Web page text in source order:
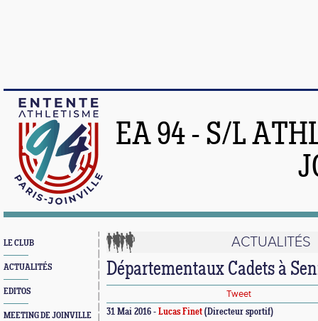
EA 94 - S/L
LE CLUB
ACTUALITÉS
EDITOS
MEETING DE JOINVILLE
ACTUALITÉS
Départementaux Cadets à
Tweet
31 Mai 2016 - Lucas Finet (Directeur sportif)